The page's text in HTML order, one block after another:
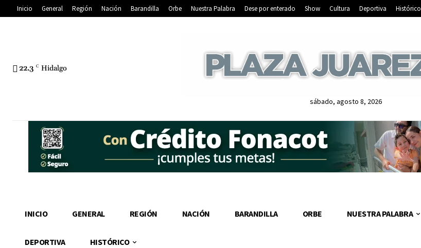
Inicio General Región Nación Barandilla Orbe Nuestra Palabra Dese por enterado Show Cultura Deportiva Histórico
22.3 C Hidalgo
sábado, agosto 8, 2026
INICIO GENERAL REGIÓN NACIÓN BARANDILLA ORBE NUESTRA PALABRA
DEPORTIVA HISTÓRICO